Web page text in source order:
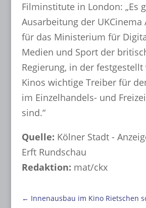
Filminstitute in London: „Es
Ausarbeitung der UKCinema
für das Ministerium für
Medien und Sport der
Regierung, in der festgestellt
Kinos wichtige Treiber für
im Einzelhandels- und
sind.“
Quelle: Kölner Stadt -
Erft Rundschau
Redaktion: mat/ckx
← Innenausbau im Kino Rietschen